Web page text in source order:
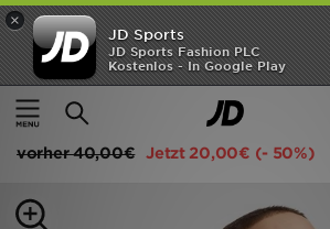
×
JD Sports
JD Sports Fashion PLC
Kostenlos - In Google Play
Home
Kinder Babykleidung (0-3 Jahre)
Nike Graphic T-Shirt/Shorts Set Infant
vorher40,00€ Jetzt 20,00€ (- 50%)
ANGEBOTE
Neuheiten